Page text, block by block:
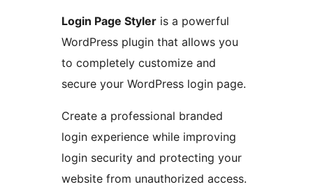
Login Page Styler is a powerful
WordPress plugin that allows you
to completely customize and
secure your WordPress login page.
Create a professional branded
login experience while improving
login security and protecting your
website from unauthorized access.